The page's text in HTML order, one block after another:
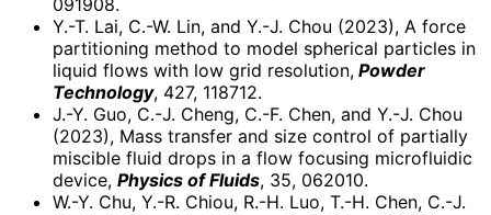
091908.
Y.-T. Lai, C.-W. Lin, and Y.-J. Chou (2023), A force
partitioning method to model spherical particles in
liquid flows with low grid resolution, Powder
Technology, 427, 118712.
J.-Y. Guo, C.-J. Cheng, C.-F. Chen, and Y.-J. Chou
(2023), Mass transfer and size control of partially
miscible fluid drops in a flow focusing microfluidic
device, Physics of Fluids, 35, 062010.
W.-Y. Chu, Y.-R. Chiou, R.-H. Luo, T.-H. Chen, C.-J.